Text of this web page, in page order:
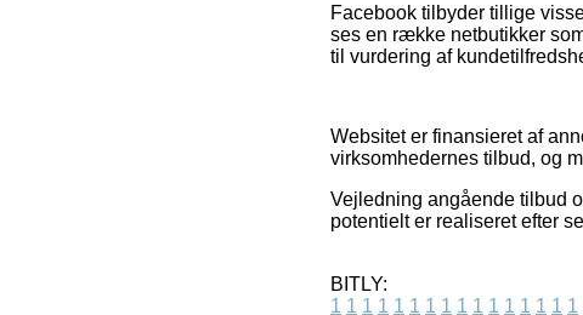
Facebook tilbyder tillige
ses en række netbutikker
til vurdering af
Websitet er finansieret af
virksomhedernes tilbud, og
Vejledning angående tilbud
potentielt er realiseret efter
BITLY:
1 1 1 1 1 1 1 1 1 1 1 1 1 1 1 1